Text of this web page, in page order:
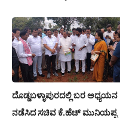
ದೊಡ್ಡಬಳ್ಳಾಪುರದಲ್ಲಿ ಬರ ಅಧ್ಯಯನ
ನಡೆಸಿದ ಸಚಿವ ಕೆ.ಹೆಚ್ ಮುನಿಯಪ್ಪ